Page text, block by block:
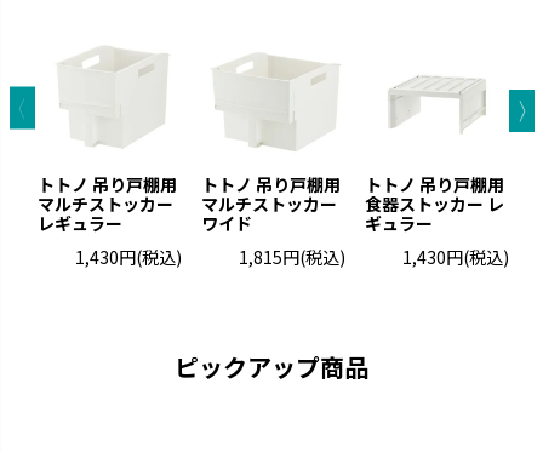
ラクール
トトノ 吊り戸棚用
マルチストッカー
レギュラー
1,430円(税込)
トトノ 吊り戸棚用
マルチストッカー
ワイド
1,815円(税込)
トトノ 吊り戸棚用
食器ストッカー レ
ギュラー
1,430円(税込)
ピックアップ商品